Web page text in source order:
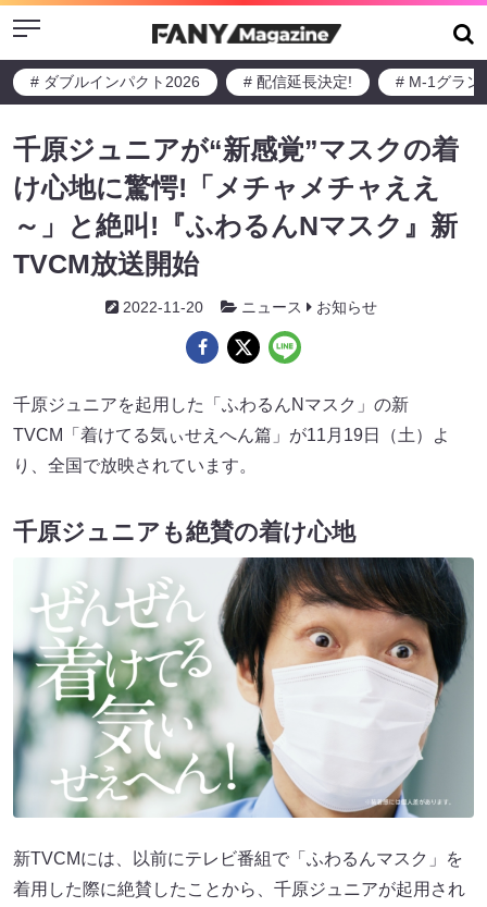
Menu
# ダブルインパクト2026 # 配信延長決定! # M-1グラン
千原ジュニアが“新感覚”マスクの着
け心地に驚愕!「メチャメチャええ
～」と絶叫!『ふわるんNマスク』新
TVCM放送開始
2022-11-20 ニュース お知らせ
千原ジュニアを起用した「ふわるんNマスク」の新
TVCM「着けてる気ぃせえへん篇」が11月19日（土）よ
り、全国で放映されています。
千原ジュニアも絶賛の着け心地
新TVCMには、以前にテレビ番組で「ふわるんマスク」を
着用した際に絶賛したことから、千原ジュニアが起用され